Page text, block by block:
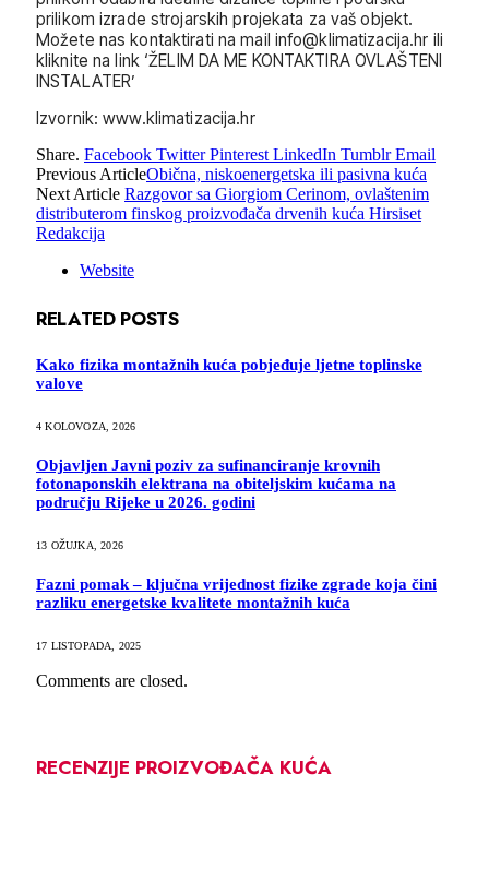
prilikom izrade strojarskih projekata za vaš objekt.
Možete nas kontaktirati na mail info@klimatizacija.hr ili
kliknite na link ‘ŽELIM DA ME KONTAKTIRA OVLAŠTENI
INSTALATER’
Izvornik: www.klimatizacija.hr
Share. Facebook Twitter Pinterest LinkedIn Tumblr Email
Previous ArticleObična, niskoenergetska ili pasivna kuća
Next Article Razgovor sa Giorgiom Cerinom, ovlaštenim
distributerom finskog proizvođača drvenih kuća Hirsiset
Redakcija
Website
RELATED POSTS
Kako fizika montažnih kuća pobjeđuje ljetne toplinske
valove
4 KOLOVOZA, 2026
Objavljen Javni poziv za sufinanciranje krovnih
fotonaponskih elektrana na obiteljskim kućama na
području Rijeke u 2026. godini
13 OŽUJKA, 2026
Fazni pomak – ključna vrijednost fizike zgrade koja čini
razliku energetske kvalitete montažnih kuća
17 LISTOPADA, 2025
Comments are closed.
RECENZIJE PROIZVOĐAČA KUĆA